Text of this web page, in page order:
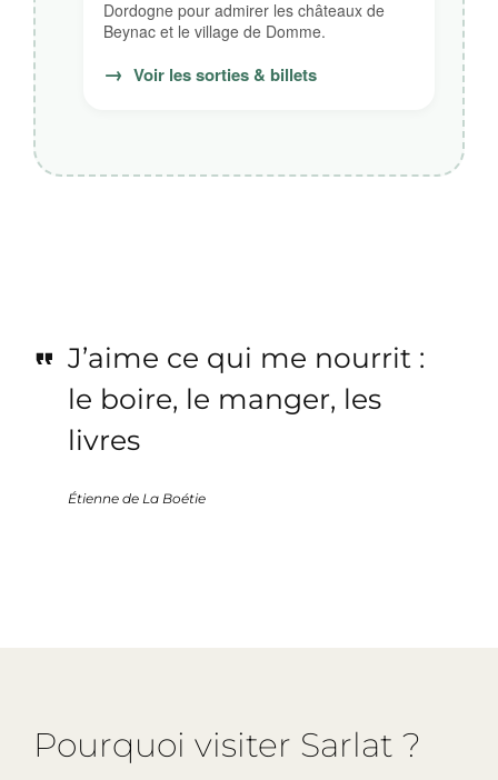
Dordogne pour admirer les châteaux de
Beynac et le village de Domme.
→ Voir les sorties & billets
J’aime ce qui me nourrit :
le boire, le manger, les
livres
Étienne de La Boétie
Pourquoi visiter Sarlat ?